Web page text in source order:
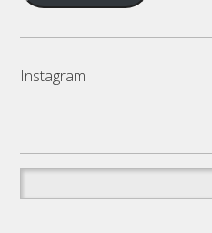
Instagram
Szukaj: